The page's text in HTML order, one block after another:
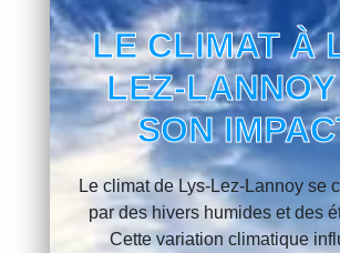
LE CLIMAT À
LEZ-
SON
Le climat de Lys-Lez-Lannoy se
par des hivers humides et des
Cette variation climatique